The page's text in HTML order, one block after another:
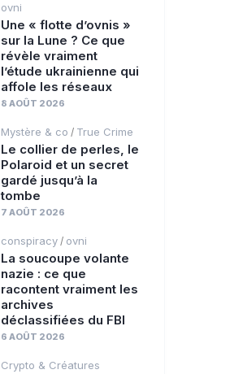
ovni
Une « flotte d’ovnis »
sur la Lune ? Ce que
révèle vraiment
l’étude ukrainienne qui
affole les réseaux
8 AOÛT 2026
Mystère & co / True Crime
Le collier de perles, le
Polaroid et un secret
gardé jusqu’à la
tombe
7 AOÛT 2026
conspiracy / ovni
La soucoupe volante
nazie : ce que
racontent vraiment les
archives
déclassifiées du FBI
6 AOÛT 2026
Crypto & Créatures